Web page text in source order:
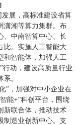
发展，高标准建设省算
潇湘等算力集群。布
、中南智算中心、长
比。实施人工智能大
和智能体，加强人工
”行动，建设高质量行业
系 。
”，加强对中小企业在
能+”科创平台，围绕
新联合体，推动技术
制造业创新中心。支